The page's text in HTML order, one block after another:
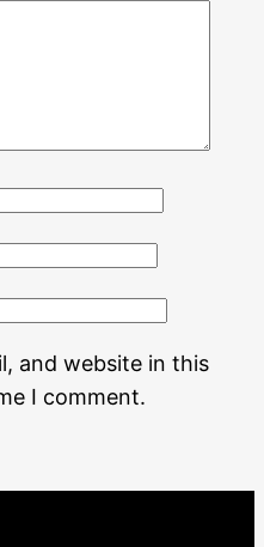
and website in this
I comment.